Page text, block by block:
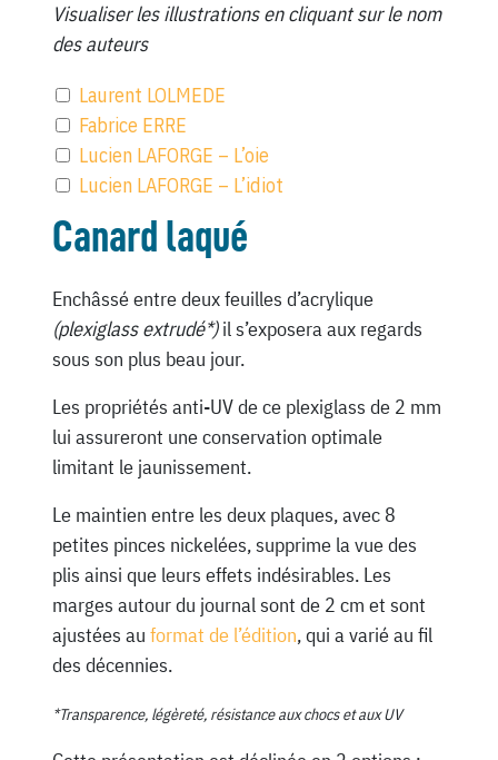
Visualiser les illustrations en cliquant sur le nom
des auteurs
Laurent LOLMEDE
Fabrice ERRE
Lucien LAFORGE – L’oie
Lucien LAFORGE – L’idiot
Canard laqué
Enchâssé entre deux feuilles d’acrylique
(plexiglass extrudé*)il s’exposera aux regards
sous son plus beau jour.
Les propriétés anti-UV de ce plexiglass de 2 mm
lui assureront une conservation optimale
limitant le jaunissement.
Le maintien entre les deux plaques, avec 8
petites pinces nickelées, supprime la vue des
plis ainsi que leurs effets indésirables. Les
marges autour du journal sont de 2 cm et sont
ajustées au format de l’édition, qui a varié au fil
des décennies.
*Transparence, légèreté, résistance aux chocs et aux UV